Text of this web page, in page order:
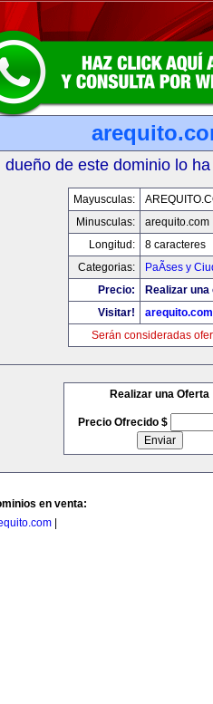
dueño de este dominio lo
Mayusculas:
Minusculas:
arequito.com
Longitud:
8 caracteres
Categorias:
PaÃ­ses y
Precio:
Realizar
Visitar!
arequito.com
Serán consideradas
Realizar una Oferta
Precio Ofrecido $
en venta: